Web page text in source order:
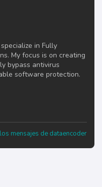
in Fully
My focus is on creating
bypass antivirus
software protection.
mensajes de dataencoder